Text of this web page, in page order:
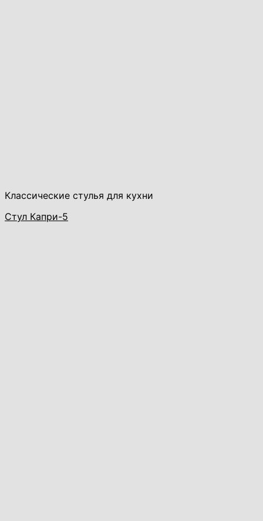
Классические стулья для кухни
Стул Капри-5